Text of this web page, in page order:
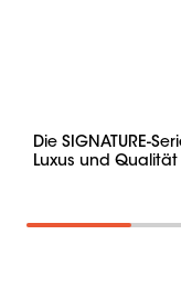
Die SIGNATURE-
Luxus und Qualität